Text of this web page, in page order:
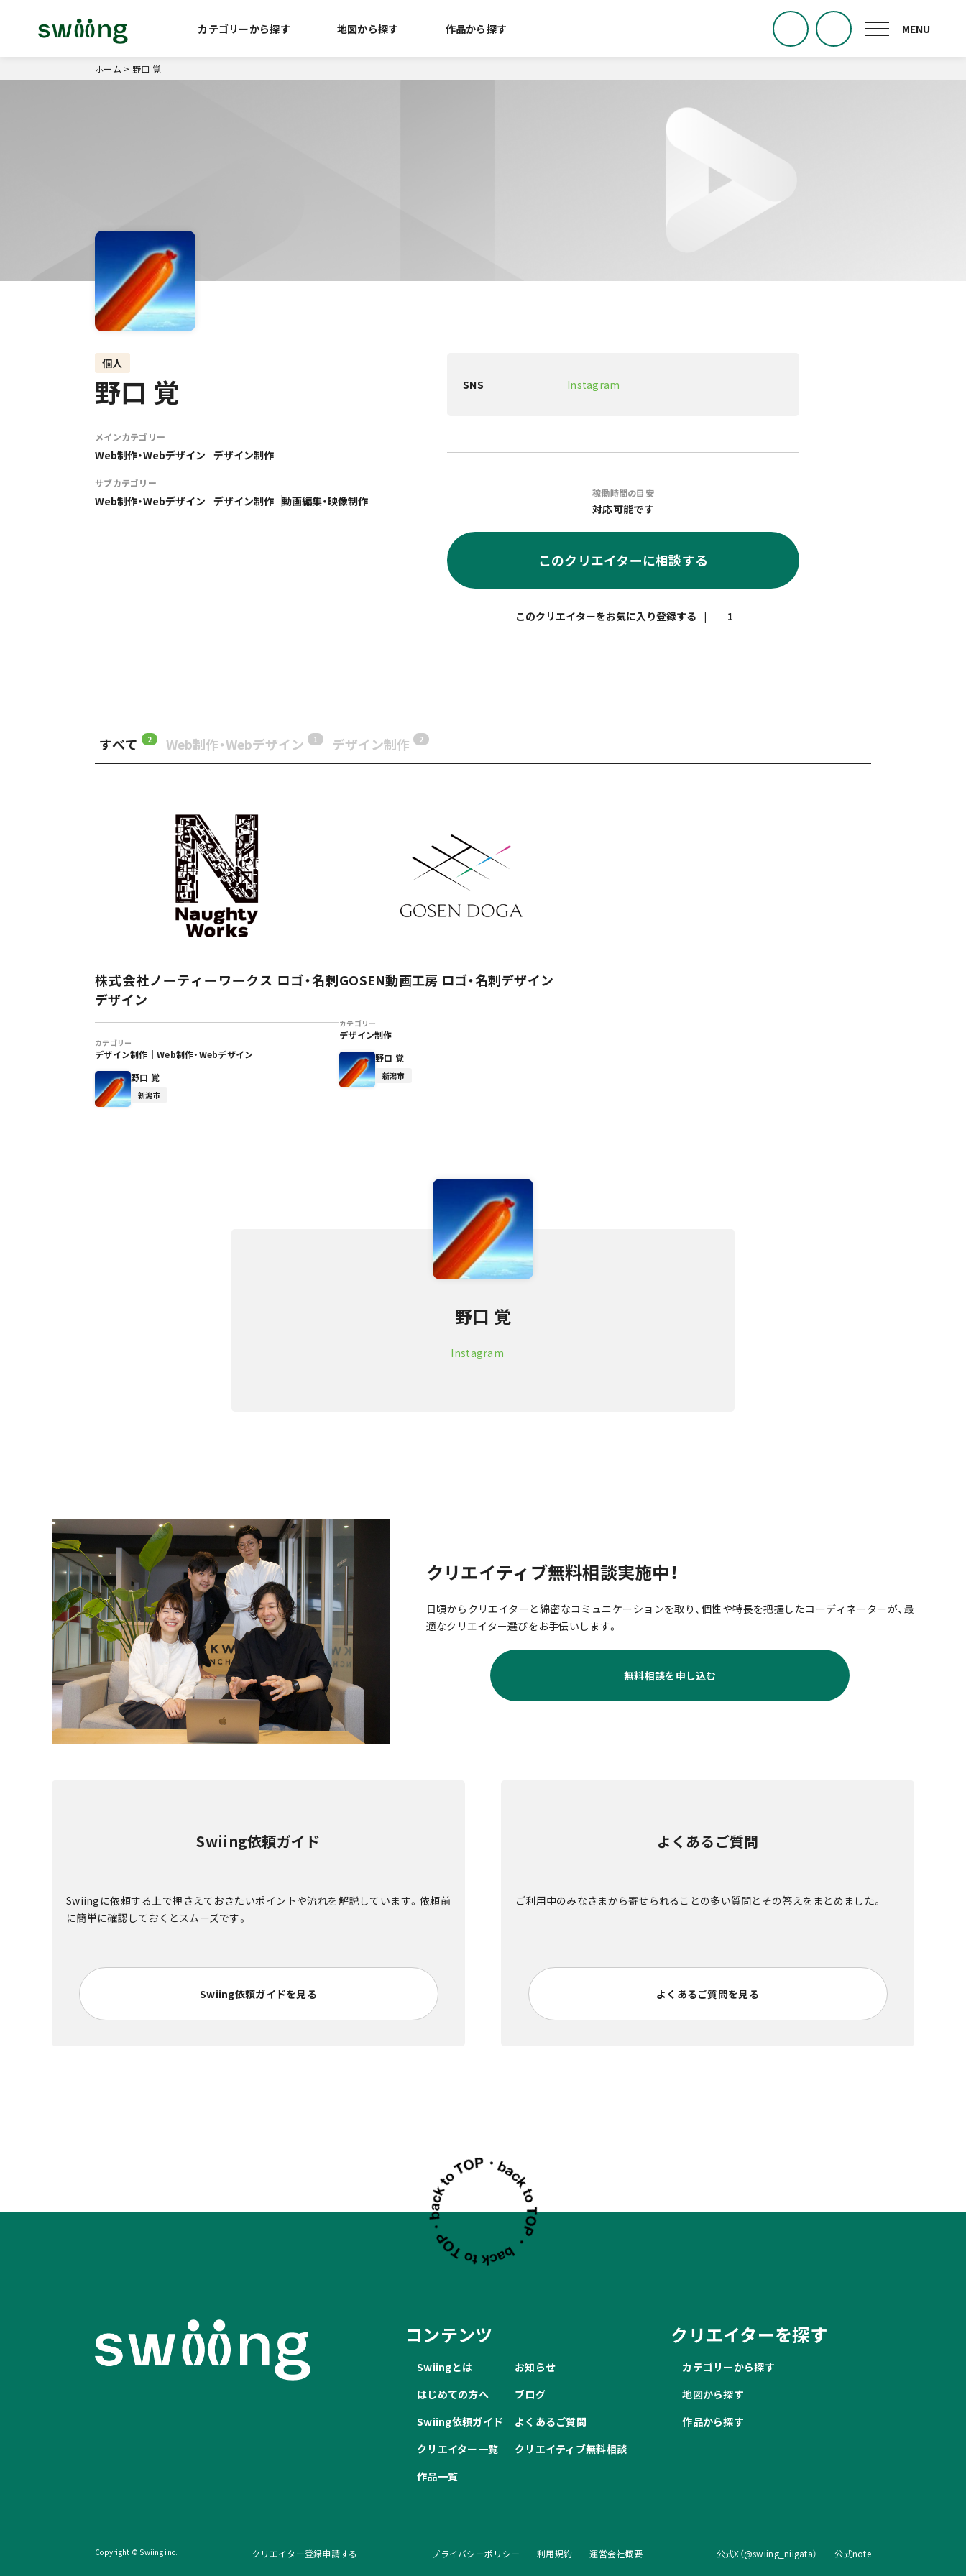
カテゴリーから探す 地図から探す 作品から探す
ホーム > 野口 覚
個人
野口 覚
メインカテゴリー
Web制作・Webデザイン デザイン制作
サブカテゴリー
Web制作・Webデザイン デザイン制作 動画編集・映像制作
SNS Instagram
稼働時間の目安
対応可能です
このクリエイターに相談する
| 1
すべて 2 Web制作・Webデザイン 1 デザイン制作 2
株式会社ノーティーワークス ロゴ・名刺
デザイン
カテゴリー
デザイン制作 ｜ Web制作・Webデザイン
野口 覚
新潟市
GOSEN動画工房 ロゴ・名刺デザイン
カテゴリー
デザイン制作
野口 覚
新潟市
野口 覚
Instagram
クリエイティブ無料相談実施中！
日頃からクリエイターと綿密なコミュニケーションを取り、個性や特長を把握したコーディネーターが、最
適なクリエイター選びをお手伝いします。
無料相談を申し込む
Swiing依頼ガイド
Swiingに依頼する上で押さえておきたいポイントや流れを解説しています。依頼前
に簡単に確認しておくとスムーズです。
Swiing依頼ガイドを見る
よくあるご質問
ご利用中のみなさまから寄せられることの多い質問とその答えをまとめました。
よくあるご質問を見る
コンテンツ
Swiingとは
はじめての方へ
Swiing依頼ガイド
クリエイター一覧
作品一覧
お知らせ
ブログ
よくあるご質問
クリエイティブ無料相談
クリエイターを探す
カテゴリーから探す
地図から探す
作品から探す
公式X（@swiing_niigata） 公式note
プライバシーポリシー 利用規約 運営会社概要
クリエイター登録申請する
Copyright © Swiing inc.